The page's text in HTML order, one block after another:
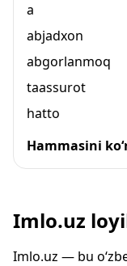
a
abjadxon
abgorlanmoq
taassurot
hatto
Hammasini
Imlo.uz
Imlo.uz — bu